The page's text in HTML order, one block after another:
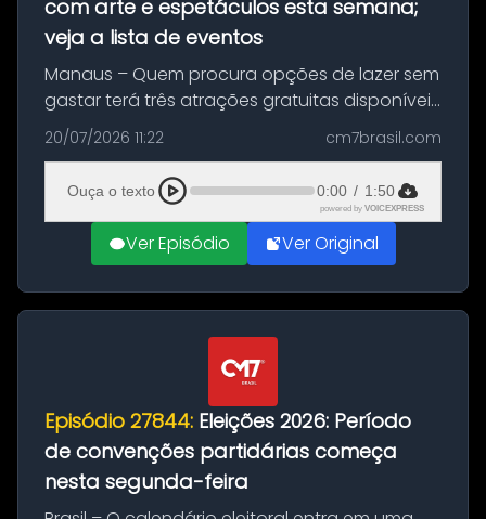
com arte e espetáculos esta semana;
veja a lista de eventos
Manaus – Quem procura opções de lazer sem
gastar terá três atrações gratuitas disponíveis
entre esta segunda-feira (20) e quinta-feira
(23). A programação inclui uma exposição
dedicada à história das ...
20/07/2026 11:22 cm7brasil.com
Ouça o texto 0:00 / 1:50
powered by VOICEXPRESS
Ver Episódio Ver Original
Episódio 27844: Eleições 2026: Período
de convenções partidárias começa
nesta segunda-feira